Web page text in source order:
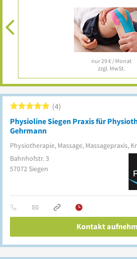
nur 29 € / Monat
zzgl. MwSt.
Physioline Siegen Praxis für
Gehrmann
Physiotherapie, Massage, Massagepraxis,
4
Bahnhofstr. 3
57072 Siegen
Kontakt